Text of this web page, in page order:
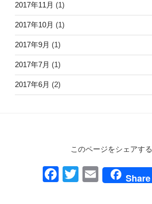
2017年11月 (1)
2017年10月 (1)
2017年9月 (1)
2017年7月 (1)
2017年6月 (2)
このページをシェアする
F
T
E
Share